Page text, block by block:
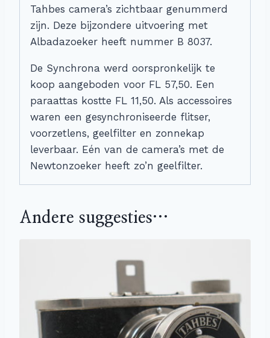
Tahbes camera’s zichtbaar genummerd
zijn. Deze bijzondere uitvoering met
Albadazoeker heeft nummer B 8037.
De Synchrona werd oorspronkelijk te
koop aangeboden voor FL 57,50. Een
paraattas kostte FL 11,50. Als accessoires
waren een gesynchroniseerde flitser,
voorzetlens, geelfilter en zonnekap
leverbaar. Eén van de camera’s met de
Newtonzoeker heeft zo’n geelfilter.
Andere suggesties…